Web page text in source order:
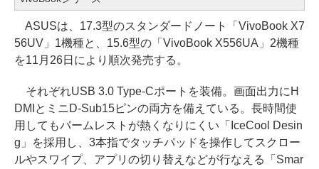
ASUSは、17.3型のスタンダードノート「VivoBook X7
56UV」1機種と、15.6型の「VivoBook X556UA」2機種
を11月26日により順次発売する。
それぞれUSB 3.0 Type-Cポートを装備。画面出力にH
DMIとミニD-Sub15ピンの両方を備えている。長時間使
用してもパームレストが熱くなりにくい「IceCool Desin
g」を採用し、3本指でタッチパッドを操作してスクロー
ルやスワイプ、アプリの切り替えなどが行なえる「Smar